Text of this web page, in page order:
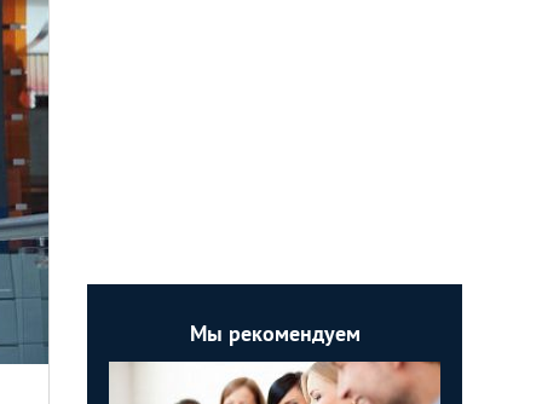
Мы рекомендуем